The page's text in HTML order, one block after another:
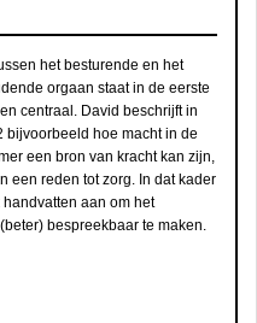
het besturende en het
orgaan staat in de eerste
centraal. David beschrijft in
bijvoorbeeld hoe macht in de
een bron van kracht kan zijn,
een reden tot zorg. In dat kader
aan om het
bespreekbaar te maken.